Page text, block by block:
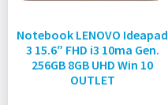
Notebook LENOVO Ideapad
3 15.6″ FHD i3 10ma Gen.
256GB 8GB UHD Win 10
OUTLET